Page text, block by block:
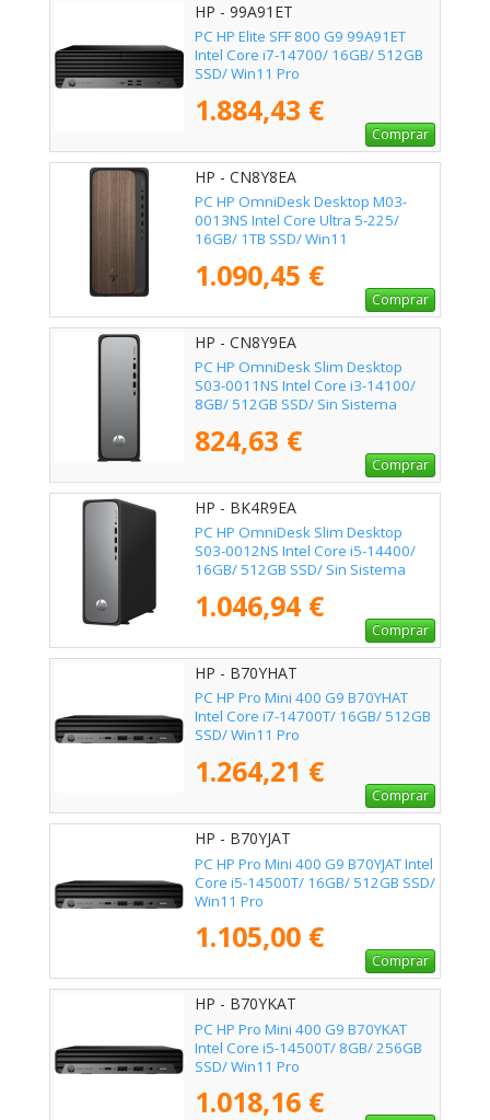
HP - 99A91ET
PC HP Elite SFF 800 G9 99A91ET
Intel Core i7-14700/ 16GB/ 512GB
SSD/ Win11 Pro
1.884,43 €
Comprar
HP - CN8Y8EA
PC HP OmniDesk Desktop M03-
0013NS Intel Core Ultra 5-225/
16GB/ 1TB SSD/ Win11
1.090,45 €
Comprar
HP - CN8Y9EA
PC HP OmniDesk Slim Desktop
S03-0011NS Intel Core i3-14100/
8GB/ 512GB SSD/ Sin Sistema
824,63 €
Comprar
HP - BK4R9EA
PC HP OmniDesk Slim Desktop
S03-0012NS Intel Core i5-14400/
16GB/ 512GB SSD/ Sin Sistema
1.046,94 €
Comprar
HP - B70YHAT
PC HP Pro Mini 400 G9 B70YHAT
Intel Core i7-14700T/ 16GB/ 512GB
SSD/ Win11 Pro
1.264,21 €
Comprar
HP - B70YJAT
PC HP Pro Mini 400 G9 B70YJAT Intel
Core i5-14500T/ 16GB/ 512GB SSD/
Win11 Pro
1.105,00 €
Comprar
HP - B70YKAT
PC HP Pro Mini 400 G9 B70YKAT
Intel Core i5-14500T/ 8GB/ 256GB
SSD/ Win11 Pro
1.018,16 €